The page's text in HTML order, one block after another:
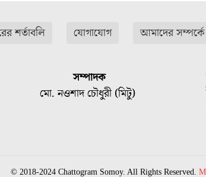
শর্তাবলি যোগাযোগ আমাদের সম্পর্কে
সম্পাদক
মো. নওশাদ চৌধুরী (মিটু)
© 2018-2024 Chattogram Somoy. All Rights Reserved.